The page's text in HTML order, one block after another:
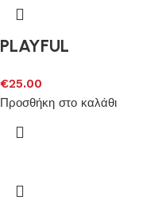
PLAYFUL
€25.00
Προσθήκη στο καλάθι